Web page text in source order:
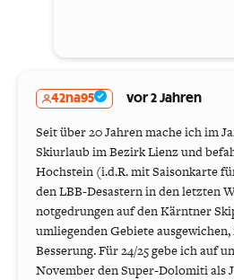
42na95 vor 2 Jahren
Seit über 20 Jahren mache ich im
Skiurlaub im Bezirk Lienz und
Hochstein (i.d.R. mit Saisonkarte
den LBB-Desastern in den letzten
notgedrungen auf den Kärntner
umliegenden Gebiete
Besserung. Für 24/25 gebe ich auf
November den Super-Dolomiti als